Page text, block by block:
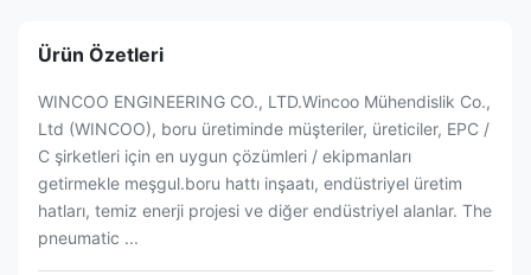
Ürün Özetleri
WINCOO ENGINEERING CO., LTD.Wincoo Mühendislik Co.,
Ltd (WINCOO), boru üretiminde müşteriler, üreticiler, EPC /
C şirketleri için en uygun çözümleri / ekipmanları
getirmekle meşgul.boru hattı inşaatı, endüstriyel üretim
hatları, temiz enerji projesi ve diğer endüstriyel alanlar. The
pneumatic ...